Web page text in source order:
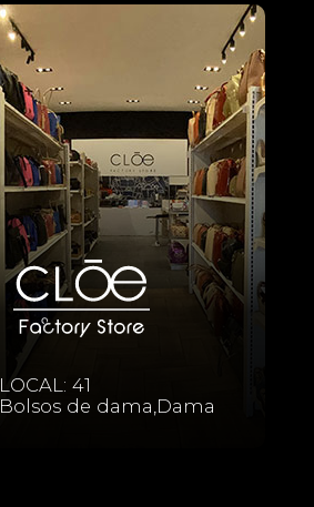
LOCAL: 41
Bolsos de dama,Dama